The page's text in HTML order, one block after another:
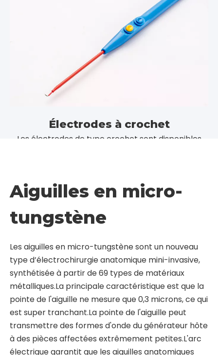
Électrodes à crochet
Les électrodes de type crochet sont disponibles
dans des spécifications adultes et pédiatriques, qui
Aiguilles en micro-
tungstène
Les aiguilles en micro-tungstène sont un nouveau
type d’électrochirurgie anatomique mini-invasive,
synthétisée à partir de 69 types de matériaux
métalliques.La principale caractéristique est que la
pointe de l'aiguille ne mesure que 0,3 microns, ce qui
est super tranchant.La pointe de l'aiguille peut
transmettre des formes d'onde du générateur hôte